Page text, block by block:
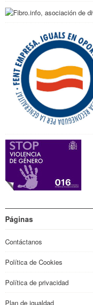
Páginas
Contáctanos
Política de Cookies
Política de privacidad
Plan de igualdad